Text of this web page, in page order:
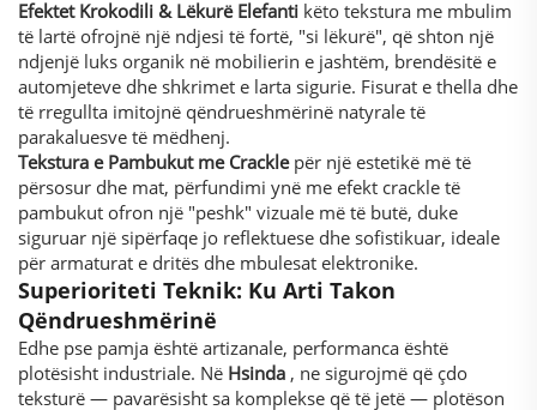
Efektet Krokodili & Lëkurë Elefanti këto tekstura me mbulim
të lartë ofrojnë një ndjesi të fortë, "si lëkurë", që shton një
ndjenjë luks organik në mobilierin e jashtëm, brendësitë e
automjeteve dhe shkrimet e larta sigurie. Fisurat e thella dhe
të rregullta imitojnë qëndrueshmërinë natyrale të
parakaluesve të mëdhenj.
Tekstura e Pambukut me Crackle për një estetikë më të
përsosur dhe mat, përfundimi ynë me efekt crackle të
pambukut ofron një "peshk" vizuale më të butë, duke
siguruar një sipërfaqe jo reflektuese dhe sofistikuar, ideale
për armaturat e dritës dhe mbulesat elektronike.
Superioriteti Teknik: Ku Arti Takon
Qëndrueshmërinë
Edhe pse pamja është artizanale, performanca është
plotësisht industriale. Në Hsinda , ne sigurojmë që çdo
teksturë — pavarësisht sa komplekse që të jetë — plotëson